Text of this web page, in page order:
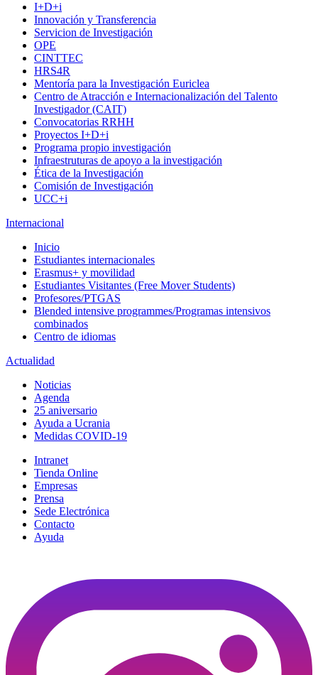
I+D+i
Innovación y Transferencia
Servicion de Investigación
OPE
CINTTEC
HRS4R
Mentoría para la Investigación Euriclea
Centro de Atracción e Internacionalización del Talento
Investigador (CAIT)
Convocatorias RRHH
Proyectos I+D+i
Programa propio investigación
Infraestruturas de apoyo a la investigación
Ética de la Investigación
Comisión de Investigación
UCC+i
Internacional
Inicio
Estudiantes internacionales
Erasmus+ y movilidad
Estudiantes Visitantes (Free Mover Students)
Profesores/PTGAS
Blended intensive programmes/Programas intensivos
combinados
Centro de idiomas
Actualidad
Noticias
Agenda
25 aniversario
Ayuda a Ucrania
Medidas COVID-19
Intranet
Tienda Online
Empresas
Prensa
Sede Electrónica
Contacto
Ayuda